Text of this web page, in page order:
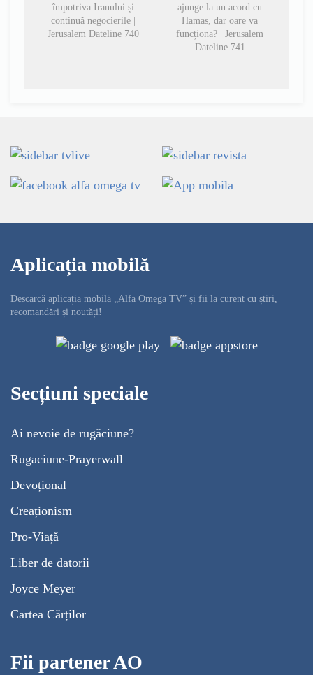
împotriva Iranului și
continuă negocierile |
Jerusalem Dateline 740
ajunge la un acord cu
Hamas, dar oare va
funcționa? | Jerusalem
Dateline 741
Aplicația mobilă
Descarcă aplicația mobilă „Alfa Omega TV” și fii la curent cu știri,
recomandări și noutăți!
Secțiuni speciale
Ai nevoie de rugăciune?
Rugaciune-Prayerwall
Devoțional
Creaționism
Pro-Viață
Liber de datorii
Joyce Meyer
Cartea Cărților
Fii partener AO